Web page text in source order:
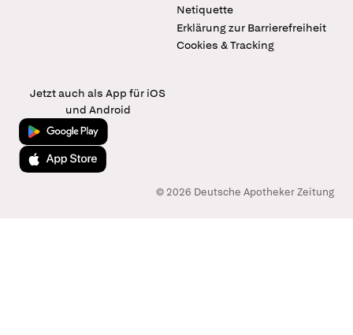
Netiquette
Erklärung zur Barrierefreiheit
Cookies & Tracking
Jetzt auch als App für iOS
und Android
Jetzt bei Google Play
Laden im App Store
© 2026 Deutsche Apotheker Zeitung